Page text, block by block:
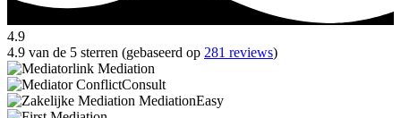
4.9
4.9 van de 5 sterren (gebaseerd op 281 reviews)